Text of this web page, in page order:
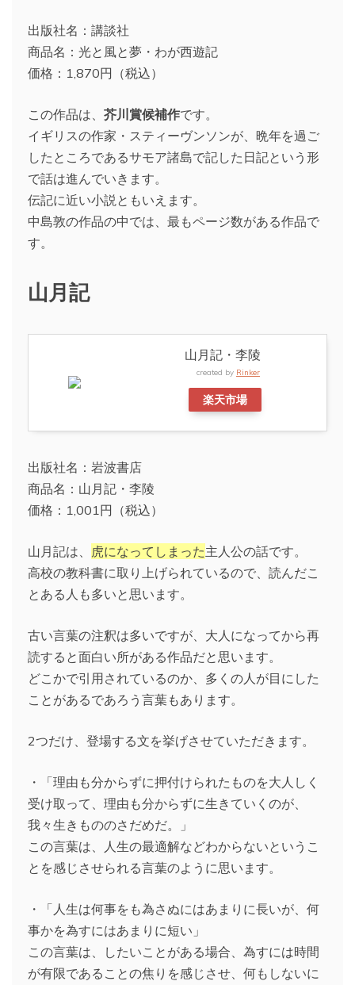
出版社名：講談社
商品名：光と風と夢・わが西遊記
価格：1,870円（税込）
この作品は、 芥川賞候補作です。
イギリスの作家・スティーヴンソンが、晩年を過ご
したところであるサモア諸島で記した日記という形
で話は進んでいきます。
伝記に近い小説ともいえます。
中島敦の作品の中では、最もページ数がある作品で
す。
山月記
山月記・李陵
created by Rinker
楽天市場
出版社名：岩波書店
商品名：山月記・李陵
価格：1,001円（税込）
山月記は、 虎になってしまった主人公の話です。
高校の教科書に取り上げられているので、読んだこ
とある人も多いと思います。
古い言葉の注釈は多いですが、大人になってから再
読すると面白い所がある作品だと思います。
どこかで引用されているのか、多くの人が目にした
ことがあるであろう言葉もあります。
2つだけ、登場する文を挙げさせていただきます。
・「理由も分からずに押付けられたものを大人しく
受け取って、理由も分からずに生きていくのが、
我々生きもののさだめだ。」
この言葉は、人生の最適解などわからないというこ
とを感じさせられる言葉のように思います。
・「人生は何事をも為さぬにはあまりに長いが、何
事かを為すにはあまりに短い」
この言葉は、したいことがある場合、為すには時間
が有限であることの焦りを感じさせ、何もしないに